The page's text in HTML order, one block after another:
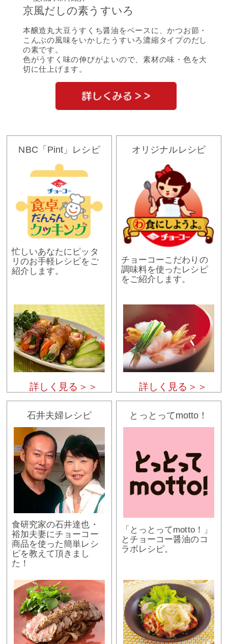
京風だしの素うすいろ
本醸造丸大豆うすくち醤油をベースに、かつお節・
こんぶの風味をいかしたうすいろ濃縮タイプのだし
の素です。
色がうすく味の伸びがよいので、素材の味・色を大
切に仕上げます。
NBC「Pint」レシピ
忙しいあなたにピッタ
リのお手軽レシピをご
紹介します。
詳しく見る＞＞
オリジナルレシピ
チョーコーこだわりの
調味料を使ったレシピ
をご紹介します。
詳しく見る＞＞
石井夫婦レシピ
食研究家の石井達也・
裕加夫妻にチョーコー
商品を使った簡単レシ
ピを教えて頂きまし
た！
とっとってmotto！
「とっとってmotto！」
とチョーコー醤油のコ
ラボレシピ。